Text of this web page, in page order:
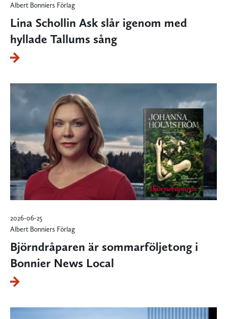
Albert Bonniers Förlag
Lina Schollin Ask slår igenom med
hyllade Tallums sång
2026-06-25
Albert Bonniers Förlag
Björndråparen är sommarföljetong i
Bonnier News Local